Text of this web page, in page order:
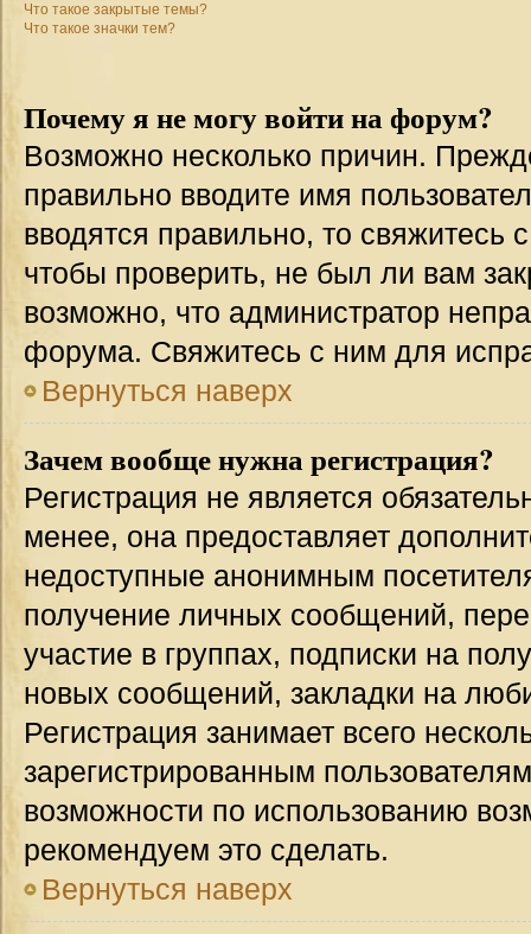
Что такое закрытые темы?
Что такое значки тем?
Почему я не могу войти на форум?
Возможно несколько причин.
правильно вводите имя
вводятся правильно, то
чтобы проверить, не был ли вам
возможно, что администратор
форума. Свяжитесь с ним для
Вернуться наверх
Зачем вообще нужна регистрация?
Регистрация не является
менее, она предоставляет
недоступные анонимным
получение личных сообщений,
участие в группах, подписки на
новых сообщений, закладки на
Регистрация занимает всего
зарегистрированным
возможности по использованию
рекомендуем это сделать.
Вернуться наверх